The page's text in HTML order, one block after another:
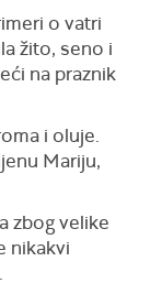
o vatri
žito, seno i
na praznik
i oluje.
Mariju,
zbog velike
nikakvi